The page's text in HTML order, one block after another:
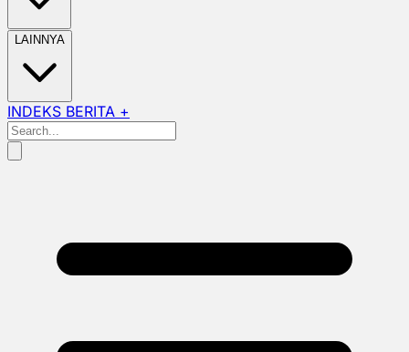
LAINNYA
INDEKS BERITA +